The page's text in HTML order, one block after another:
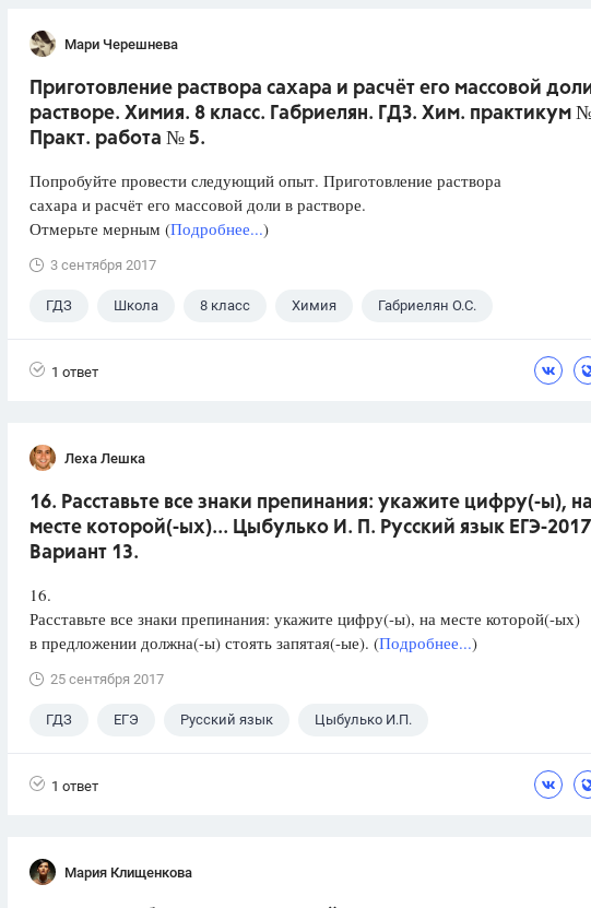
Мари Черешнева
Приготовление раствора сахара и расчёт его массовой
растворе. Химия. 8 класс. Габриелян. ГДЗ. Хим. практикум
Практ. работа № 5.
Попробуйте провести следующий опыт. Приготовление раствора
сахара и расчёт его массовой доли в растворе.
Отмерьте мерным (Подробнее...)
3 сентября 2017
ГДЗ Школа 8 класс Химия Габриелян О.С.
1 ответ
Леха Лешка
16. Расставьте все знаки препинания: укажите цифру(-ы), на
месте которой(-ых)... Цыбулько И. П. Русский язык ЕГЭ-
Вариант 13.
16.
Расставьте все знаки препинания: укажите цифру(-ы), на месте которой(-ых)
в предложении должна(-ы) стоять запятая(-ые). (Подробнее...)
25 сентября 2017
ГДЗ ЕГЭ Русский язык Цыбулько И.П.
1 ответ
Мария Клищенкова